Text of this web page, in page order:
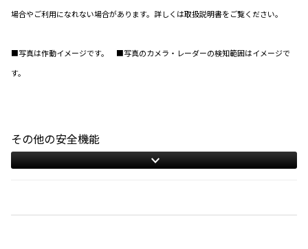
場合やご利用になれない場合があります。詳しくは取扱説明書をご覧ください。
■写真は作動イメージです。 ■写真のカメラ・レーダーの検知範囲はイメージで
す。
その他の安全機能